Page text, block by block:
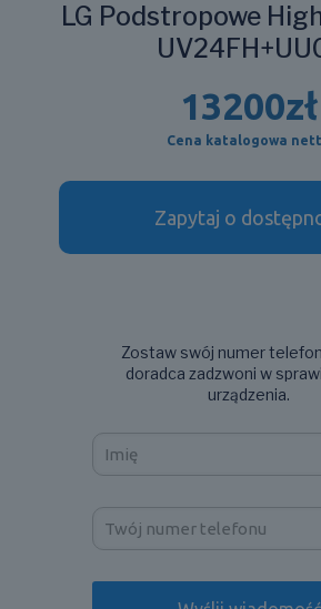
LG Podstropowe
13200zł
Cena katalogowa
Zapytaj o
Zostaw swój numer
doradca zadzwoni w
urządzenia.